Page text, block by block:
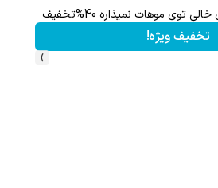
موهات نمیذاره 40%تخفیف
تخفیف ویژه!
›